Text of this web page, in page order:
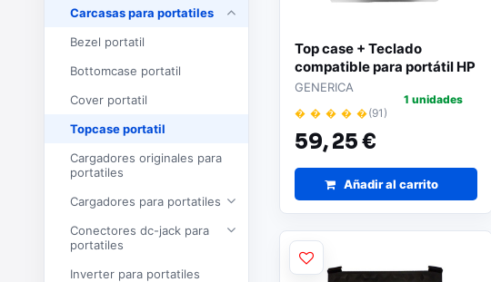
Carcasas para portatiles
Bezel portatil
Bottomcase portatil
Cover portatil
Topcase portatil
Cargadores originales para
portatiles
Cargadores para portatiles
Conectores dc-jack para
portatiles
Inverter para portatiles
Top case + Teclado
compatible para portátil HP
250 G8
GENERICA
� � � � �(91)
59,25 €
1 unidades
Añadir al carrito